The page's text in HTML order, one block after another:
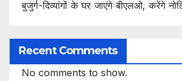
बुजुर्ग-दिव्यांगों के घर जाएंगे बीएलओ, करेंगे
Recent Comments
No comments to show.